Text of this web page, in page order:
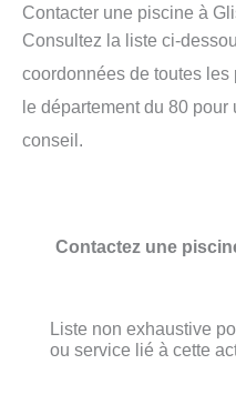
Contacter une piscine à
Consultez la liste ci-
coordonnées de toutes
le département du 80
conseil.
Contactez une
Liste non exhaustive
ou service lié à cette